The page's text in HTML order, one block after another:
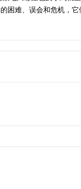
难、误会和危机，